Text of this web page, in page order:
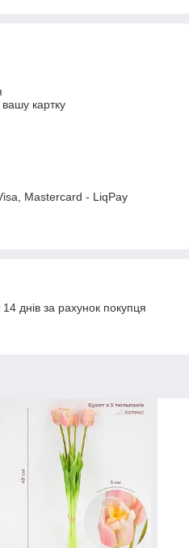
картку
Mastercard - LiqPay
днів за рахунок покупця